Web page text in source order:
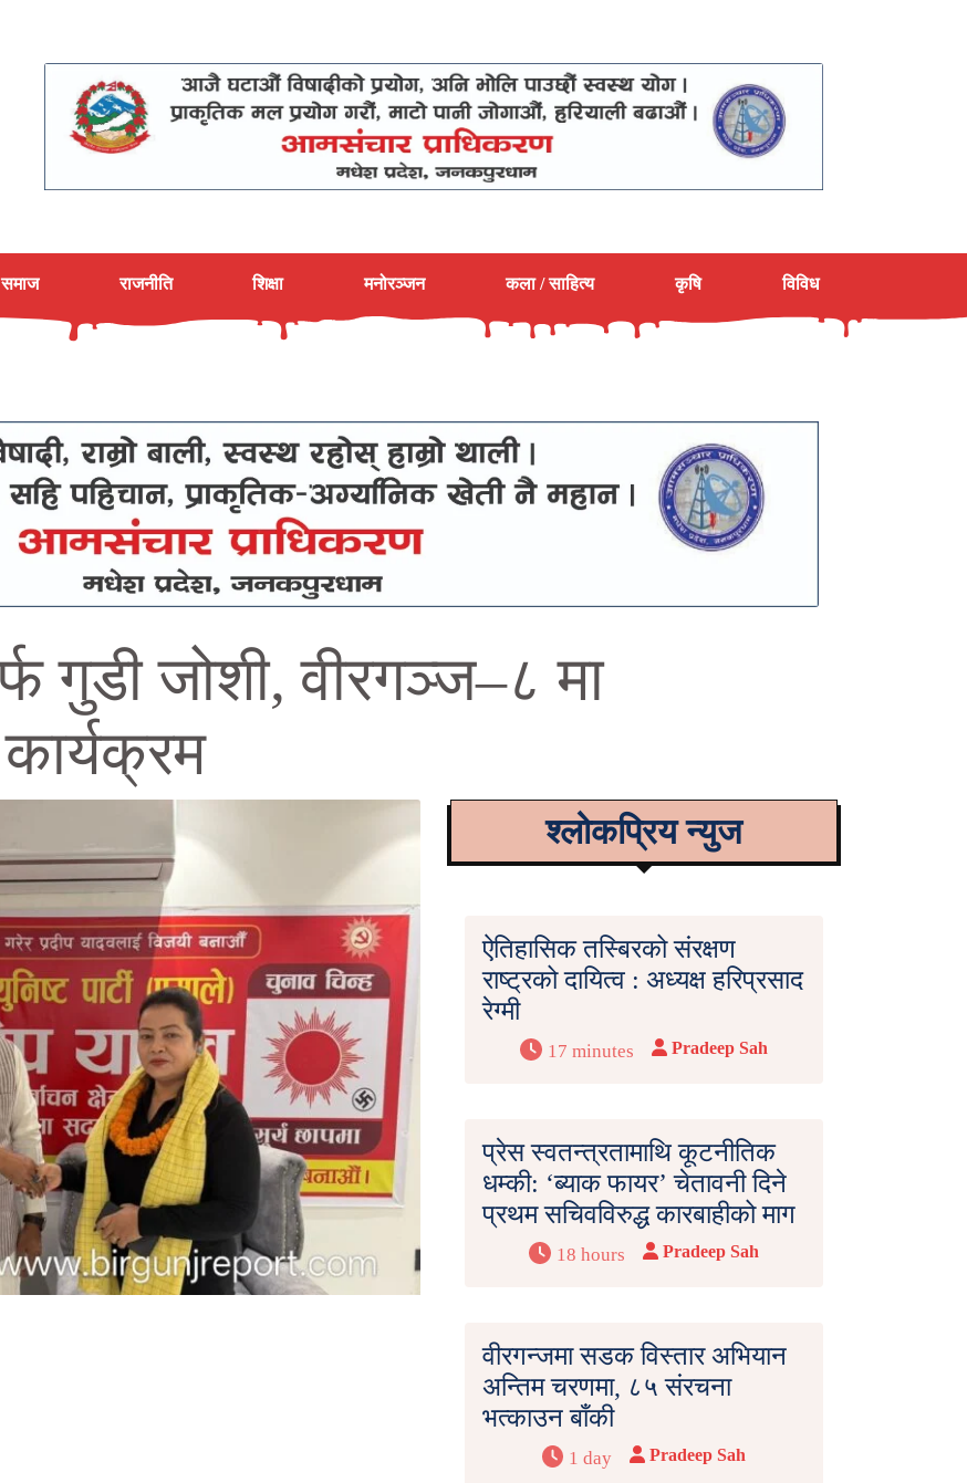
समाज राजनीति शिक्षा मनोरञ्जन कला / साहित्य कृषि विविध
गुडी जोशी, वीरगञ्ज–८ मा
श्लोकप्रिय न्युज
ऐतिहासिक तस्बिरको संरक्षण
राष्ट्रको दायित्व : अध्यक्ष हरिप्रसाद
रेग्मी
17 minutes Pradeep Sah
प्रेस स्वतन्त्रतामाथि कूटनीतिक
धम्की: ‘ब्याक फायर’ चेतावनी दिने
प्रथम सचिवविरुद्ध कारबाहीको माग
18 hours Pradeep Sah
वीरगन्जमा सडक विस्तार अभियान
अन्तिम चरणमा, ८५ संरचना
भत्काउन बाँकी
1 day Pradeep Sah